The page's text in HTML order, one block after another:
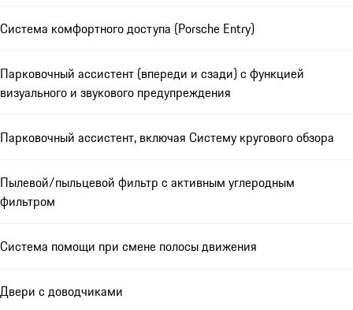
Система комфортного доступа (Porsche Entry)
Парковочный ассистент (впереди и сзади) с функцией
визуального и звукового предупреждения
Парковочный ассистент, включая Систему кругового обзора
Пылевой/пыльцевой фильтр с активным углеродным
фильтром
Система помощи при смене полосы движения
Двери с доводчиками